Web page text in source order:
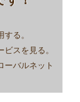
す！